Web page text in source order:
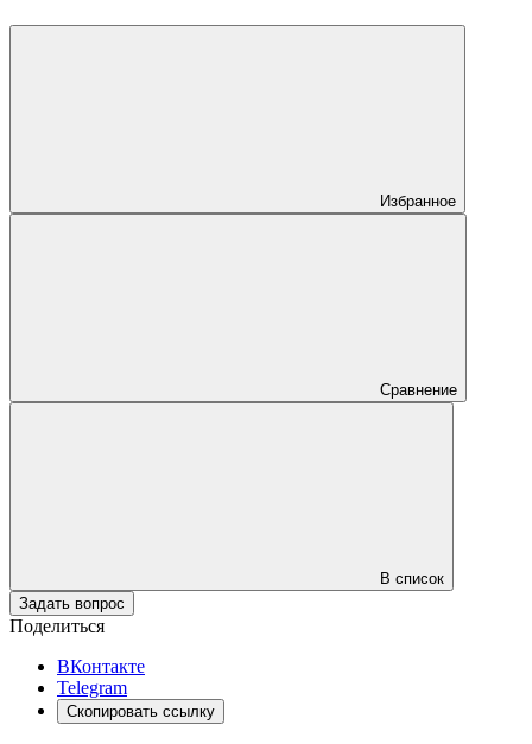
Избранное
Сравнение
В список
Задать вопрос
Поделиться
ВКонтакте
Telegram
Скопировать ссылку